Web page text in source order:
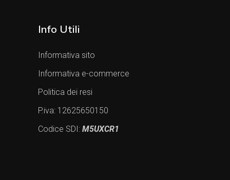
Info Utili
Informativa sito
Informativa e-commerce
Politica dei resi
P.iva: 12625650150
Codice SDI: M5UXCR1